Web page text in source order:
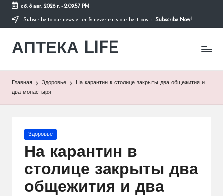
Перейти
содержимому
сб, 8 авг. 2026 г.- 2:09:57 PM
Subscribe to our newsletter & never miss our best posts. Subscribe Now!
АПТЕКА LIFE
сайт
Главная Здоровье
На карантин в столице закрыты два общежития и
два монастыря
Опубликовано
Здоровье
На карантин в
столице закрыты два
общежития и два